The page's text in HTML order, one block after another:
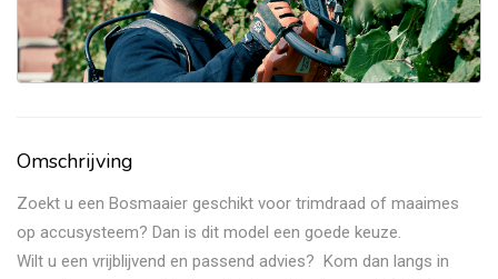
Omschrijving
Zoekt u een Bosmaaier geschikt voor trimdraad of maaimes
op accusysteem? Dan is dit model een goede keuze.
Wilt u een vrijblijvend en passend advies? Kom dan langs in